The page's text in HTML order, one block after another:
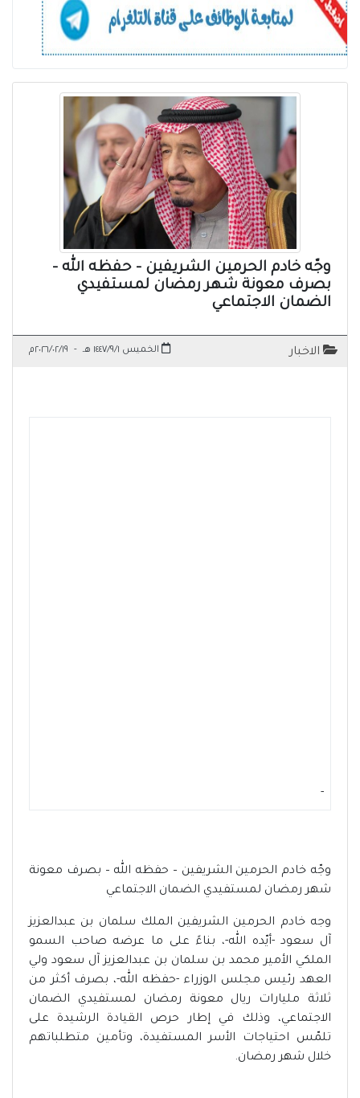
وجّه خادم الحرمين الشريفين – حفظه الله –
بصرف معونة شهر رمضان لمستفيدي
الضمان الاجتماعي
الاخبار الخميس ١٤٤٧/٩/١ هـ - ٢٠٢٦/٠٢/١٩م
-
وجّه خادم الحرمين الشريفين – حفظه الله – بصرف معونة
شهر رمضان لمستفيدي الضمان الاجتماعي
وجه خادم الحرمين الشريفين الملك سلمان بن عبدالعزيز
آل سعود -أيّده الله-، بناءً على ما عرضه صاحب السمو
الملكي الأمير محمد بن سلمان بن عبدالعزيز آل سعود ولي
العهد رئيس مجلس الوزراء -حفظه الله-، بصرف أكثر من
ثلاثة مليارات ريال معونة رمضان لمستفيدي الضمان
الاجتماعي، وذلك في إطار حرص القيادة الرشيدة على
تلمّس احتياجات الأسر المستفيدة، وتأمين متطلباتهم
خلال شهر رمضان.